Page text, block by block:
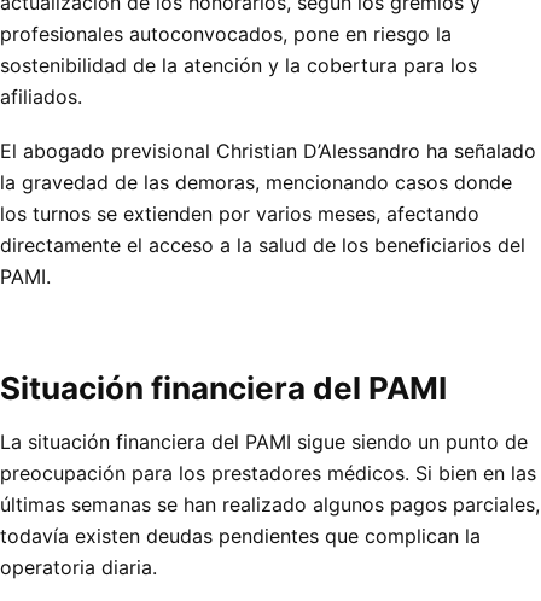
profesionales autoconvocados, pone en riesgo la
sostenibilidad de la atención y la cobertura para los
afiliados.
El abogado previsional Christian D’Alessandro ha señalado
la gravedad de las demoras, mencionando casos donde
los turnos se extienden por varios meses, afectando
directamente el acceso a la salud de los beneficiarios del
PAMI.
Situación financiera del PAMI
La situación financiera del PAMI sigue siendo un punto de
preocupación para los prestadores médicos. Si bien en las
últimas semanas se han realizado algunos pagos parciales,
todavía existen deudas pendientes que complican la
operatoria diaria.